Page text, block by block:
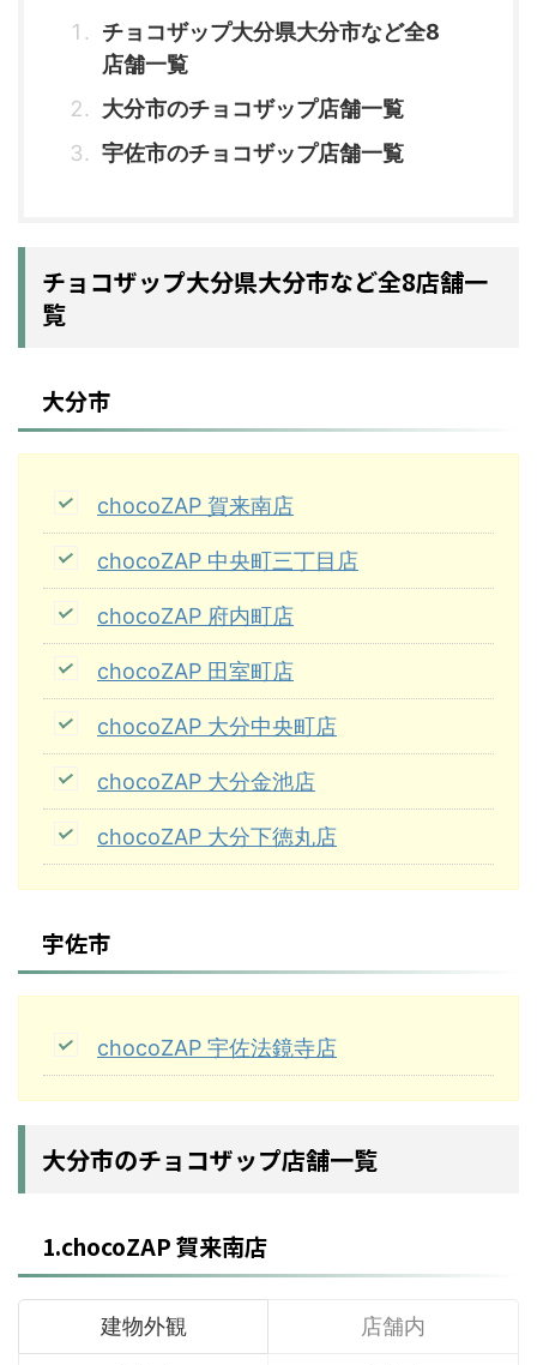
チョコザップ大分県大分市など全8
店舗一覧
大分市のチョコザップ店舗一覧
宇佐市のチョコザップ店舗一覧
チョコザップ大分県大分市など全8店舗一
覧
大分市
chocoZAP 賀来南店
chocoZAP 中央町三丁目店
chocoZAP 府内町店
chocoZAP 田室町店
chocoZAP 大分中央町店
chocoZAP 大分金池店
chocoZAP 大分下徳丸店
宇佐市
chocoZAP 宇佐法鏡寺店
大分市のチョコザップ店舗一覧
1.chocoZAP 賀来南店
建物外観 店舗内